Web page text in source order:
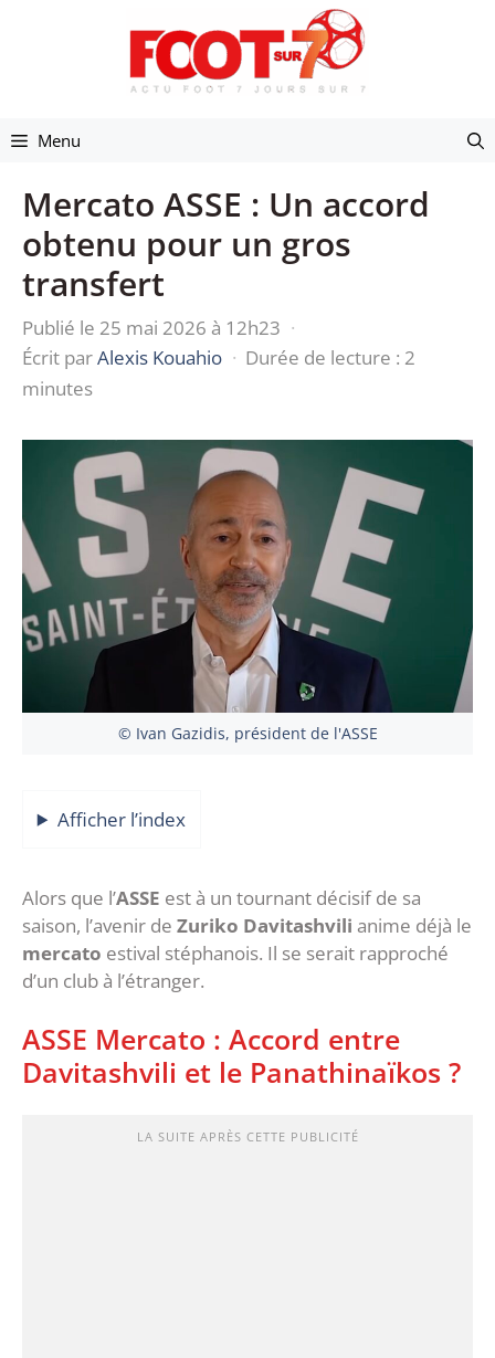
Menu
Mercato ASSE : Un accord
obtenu pour un gros
transfert
Publié le 25 mai 2026 à 12h23 ·
Écrit parAlexis Kouahio · Durée de lecture : 2
minutes
© Ivan Gazidis, président de l'ASSE
Afficher l’index
Alors que l’ASSE est à un tournant décisif de sa
saison, l’avenir de Zuriko Davitashvili anime déjà le
mercato estival stéphanois. Il se serait rapproché
d’un club à l’étranger.
ASSE Mercato : Accord entre
Davitashvili et le Panathinaïkos ?
LA SUITE APRÈS CETTE PUBLICITÉ